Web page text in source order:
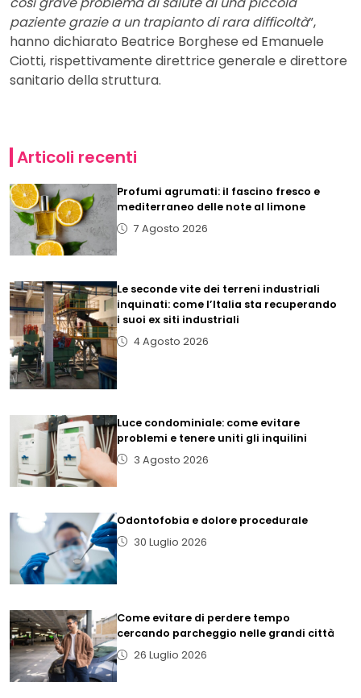
paziente grazie a un trapianto di rara difficoltà”,
hanno dichiarato Beatrice Borghese ed Emanuele
Ciotti, rispettivamente direttrice generale e direttore
sanitario della struttura.
Articoli recenti
Profumi agrumati: il fascino fresco e
mediterraneo delle note al limone
7 Agosto 2026
Le seconde vite dei terreni industriali
inquinati: come l’Italia sta recuperando
i suoi ex siti industriali
4 Agosto 2026
Luce condominiale: come evitare
problemi e tenere uniti gli inquilini
3 Agosto 2026
Odontofobia e dolore procedurale
30 Luglio 2026
Come evitare di perdere tempo
cercando parcheggio nelle grandi città
26 Luglio 2026